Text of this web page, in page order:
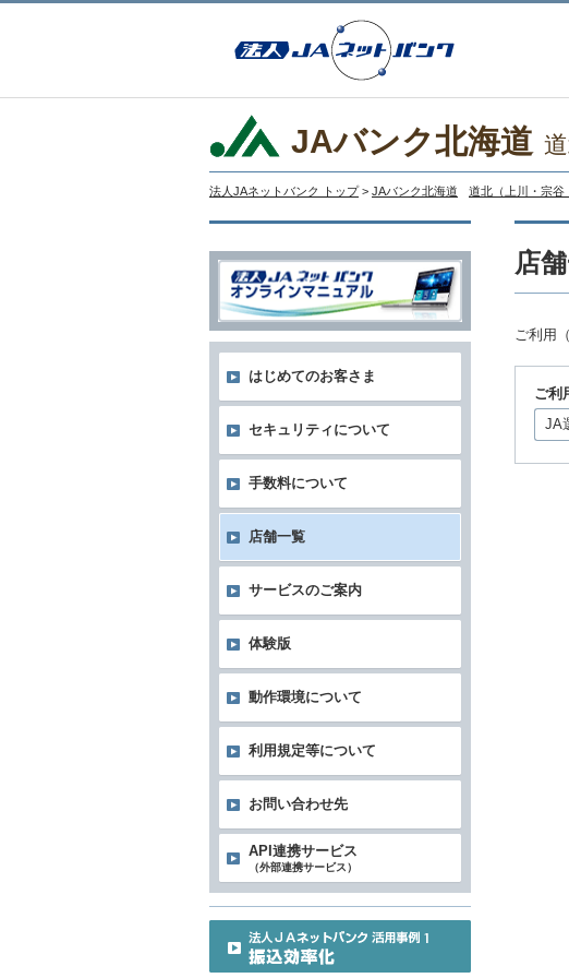
JAバンク北海道
法人JAネットバンク トップ > JAバンク北海道 道北（上川・宗谷
店
ご利用
ご利
JA
はじめてのお客さま
セキュリティについて
手数料について
店舗一覧
サービスのご案内
体験版
動作環境について
利用規定等について
お問い合わせ先
API連携サービス
（外部連携サービス）